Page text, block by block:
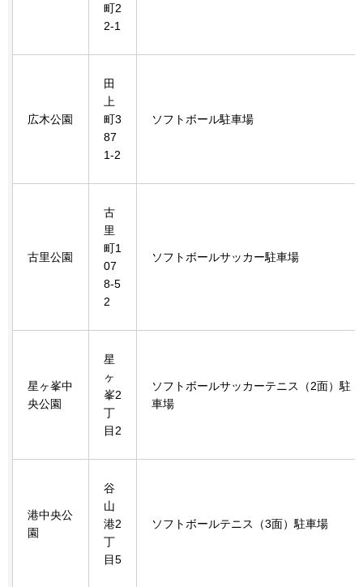
町2
2-1
広木公園
田
上
町3
87
1-2
ソフトボール駐車場
古里公園
古
里
町1
07
8-5
2
ソフトボールサッカー駐車場
星ヶ峯中
央公園
星
ヶ
峯2
丁
目2
ソフトボールサッカーテニス（2面）駐
車場
港中央公
園
谷
山
港2
丁
目5
ソフトボールテニス（3面）駐車場